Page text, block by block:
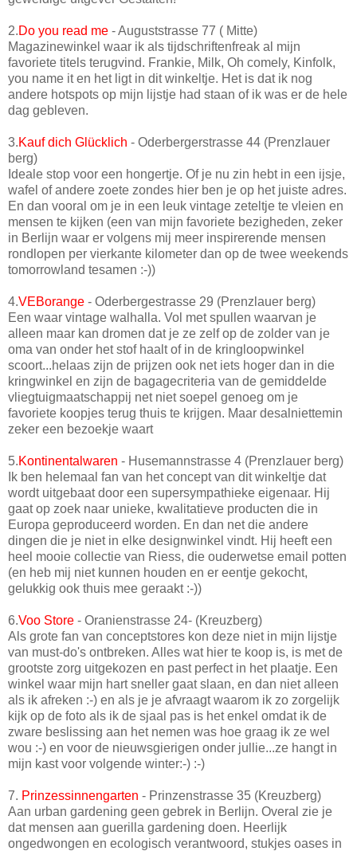
2.Do you read me - Auguststrasse 77 ( Mitte)
Magazinewinkel waar ik als tijdschriftenfreak al mijn
favoriete titels terugvind. Frankie, Milk, Oh comely, Kinfolk,
you name it en het ligt in dit winkeltje. Het is dat ik nog
andere hotspots op mijn lijstje had staan of ik was er de hele
dag gebleven.
3.Kauf dich Glücklich - Oderbergerstrasse 44 (Prenzlauer
berg)
Ideale stop voor een hongertje. Of je nu zin hebt in een ijsje,
wafel of andere zoete zondes hier ben je op het juiste adres.
En dan vooral om je in een leuk vintage zeteltje te vleien en
mensen te kijken (een van mijn favoriete bezigheden, zeker
in Berlijn waar er volgens mij meer inspirerende mensen
rondlopen per vierkante kilometer dan op de twee weekends
tomorrowland tesamen :-))
4.VEBorange - Oderbergestrasse 29 (Prenzlauer berg)
Een waar vintage walhalla. Vol met spullen waarvan je
alleen maar kan dromen dat je ze zelf op de zolder van je
oma van onder het stof haalt of in de kringloopwinkel
scoort...helaas zijn de prijzen ook net iets hoger dan in die
kringwinkel en zijn de bagagecriteria van de gemiddelde
vliegtuigmaatschappij net niet soepel genoeg om je
favoriete koopjes terug thuis te krijgen. Maar desalniettemin
zeker een bezoekje waart
5.Kontinentalwaren - Husemannstrasse 4 (Prenzlauer berg)
Ik ben helemaal fan van het concept van dit winkeltje dat
wordt uitgebaat door een supersympathieke eigenaar. Hij
gaat op zoek naar unieke, kwalitatieve producten die in
Europa geproduceerd worden. En dan net die andere
dingen die je niet in elke designwinkel vindt. Hij heeft een
heel mooie collectie van Riess, die ouderwetse email potten
(en heb mij niet kunnen houden en er eentje gekocht,
gelukkig ook thuis mee geraakt :-))
6.Voo Store - Oranienstrasse 24- (Kreuzberg)
Als grote fan van conceptstores kon deze niet in mijn lijstje
van must-do's ontbreken. Alles wat hier te koop is, is met de
grootste zorg uitgekozen en past perfect in het plaatje. Een
winkel waar mijn hart sneller gaat slaan, en dan niet alleen
als ik afreken :-) en als je je afvraagt waarom ik zo zorgelijk
kijk op de foto als ik de sjaal pas is het enkel omdat ik de
zware beslissing aan het nemen was hoe graag ik ze wel
wou :-) en voor de nieuwsgierigen onder jullie...ze hangt in
mijn kast voor volgende winter:-) :-)
7. Prinzessinnengarten - Prinzenstrasse 35 (Kreuzberg)
Aan urban gardening geen gebrek in Berlijn. Overal zie je
dat mensen aan guerilla gardening doen. Heerlijk
ongedwongen en ecologisch verantwoord, stukjes oases in